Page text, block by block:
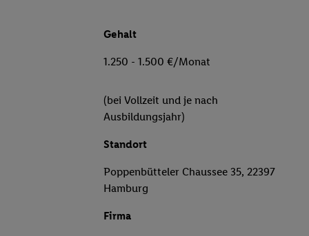
Gehalt
1.250 - 1.500 €/Monat
(bei Vollzeit und je nach
Ausbildungsjahr)
Standort
Poppenbütteler Chaussee 35, 22397
Hamburg
Firma